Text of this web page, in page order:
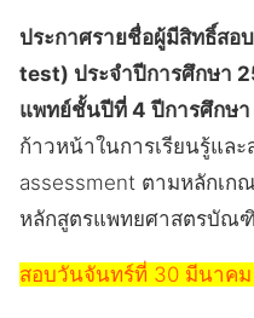
ประกาศรายชื่อผู้มีสิทธิ์สอ
test) ประจำปีการศึกษา
แพทย์ชั้นปีที่ 4 ปีการศึกษ
ก้าวหน้าในการเรียนรู้และ
assessment ตามหลักเก
หลักสูตรแพทยศาสตรบัณ
สอบวันจันทร์ที่ 30 มีนาคม